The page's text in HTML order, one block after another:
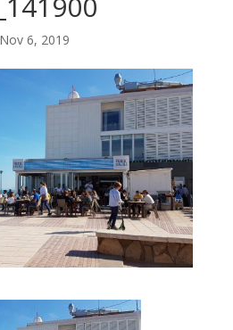
Nov 6, 2019